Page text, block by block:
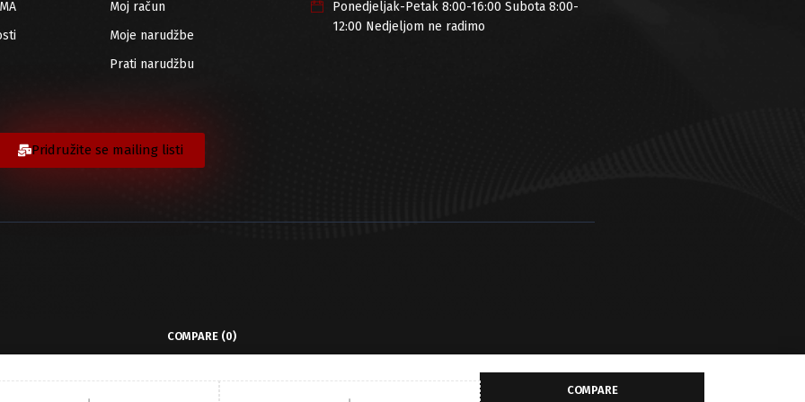
Moj račun
Moje narudžbe
Prati narudžbu
Ponedjeljak-Petak 8:00-16:00 Subota 8:00-
12:00 Nedjeljom ne radimo
Pridružite se mailing listi
COMPARE (0)
COMPARE